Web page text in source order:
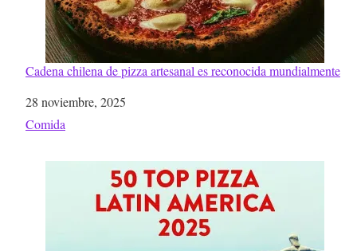
Cadena chilena de pizza artesanal es reconocida mundialmente
Fecha
28 noviembre, 2025
Respecto a
Comida